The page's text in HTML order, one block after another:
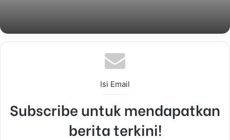
Isi Email
Subscribe untuk mendapatkan
berita terkini!